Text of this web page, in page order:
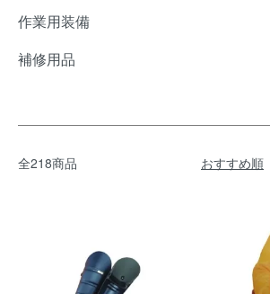
作業用装備
補修用品
全218商品 おすすめ順